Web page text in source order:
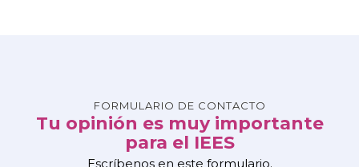
FORMULARIO DE CONTACTO
Tu opinión es muy importante
para el IEES
Escríbenos en este formulario.